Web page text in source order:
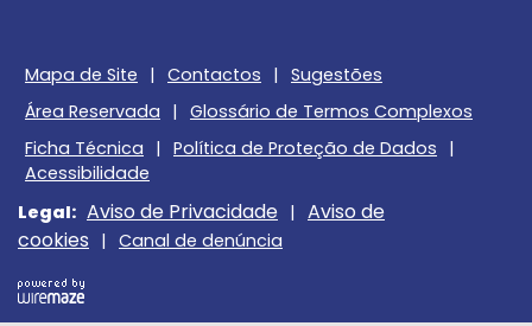
Mapa de Site | Contactos | Sugestões
Área Reservada | Glossário de Termos Complexos
Ficha Técnica | Política de Proteção de Dados |
Acessibilidade
Legal: Aviso de Privacidade | Aviso de
cookies | Canal de denúncia